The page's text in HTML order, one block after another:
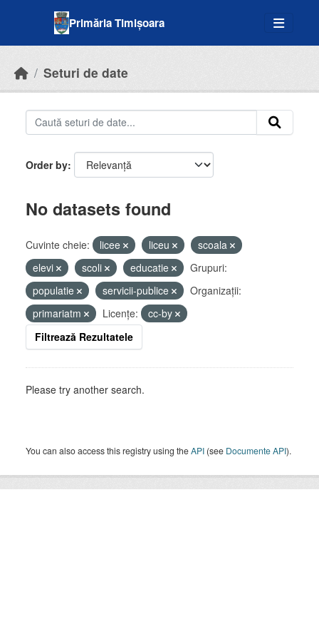
Primăria Timișoara
Seturi de date
Order by
No datasets found
Cuvinte cheie: licee liceu
scoala
elevi
scoli educatie
Grupuri:
populatie
servicii-publice
Organizații:
primariatm
Licenţe:
cc-by
Filtrează Rezultatele
Please try another search.
You can also access this registry using theAPI (see Documente API).